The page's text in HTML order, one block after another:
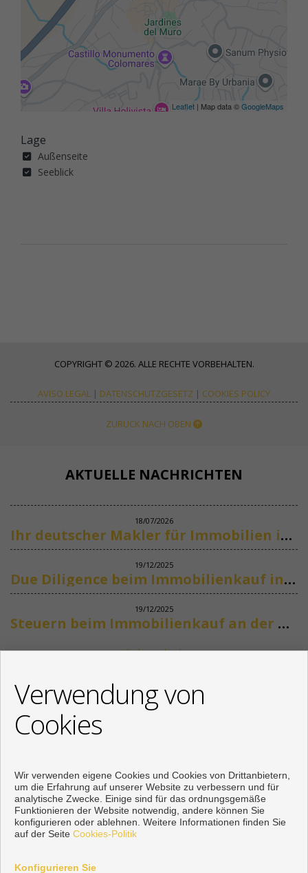
Leaflet | Map data ©GoogleMaps
Lage
Außenseite
Seeblick
COPYRIGHT © 2026. ALLE RECHTE VORBEHALTEN.
AVISO LEGAL | DATENSCHUTZGESETZ | COOKIES POLICY
ZURÜCK NACH OBEN
AKTUELLE NACHRICHTEN
18/07/2026
Ihr deutscher Makler für Immobilien in Marbella
19/12/2025
Due Diligence beim Immobilienkauf in Spanien
19/12/2025
Steuern beim Immobilienkauf an der Costa del Sol
Siehe mehr
+34 622318266
info@mikenaumannimmobilien.com
Von Montag bis Freitag : 10:00 - 18:00
Verwendung von
Cookies
Wir verwenden eigene Cookies und Cookies von Drittanbietern,
um die Erfahrung auf unserer Website zu verbessern und für
analytische Zwecke. Einige sind für das ordnungsgemäße
Funktionieren der Website notwendig, andere können Sie
konfigurieren oder ablehnen. Weitere Informationen finden Sie
auf der Seite Cookies-Politik
Konfigurieren Sie